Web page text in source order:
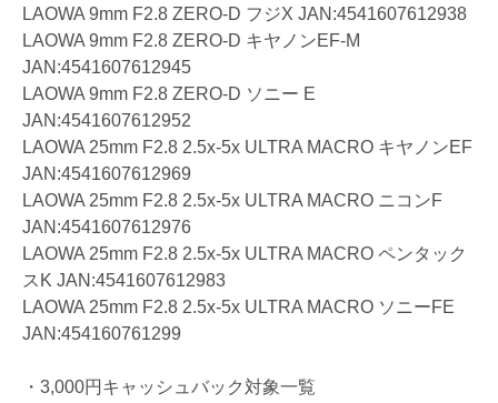
LAOWA 9mm F2.8 ZERO-D フジX JAN:4541607612938
LAOWA 9mm F2.8 ZERO-D キヤノンEF-M
JAN:4541607612945
LAOWA 9mm F2.8 ZERO-D ソニー E
JAN:4541607612952
LAOWA 25mm F2.8 2.5x-5x ULTRA MACRO キヤノンEF
JAN:4541607612969
LAOWA 25mm F2.8 2.5x-5x ULTRA MACRO ニコンF
JAN:4541607612976
LAOWA 25mm F2.8 2.5x-5x ULTRA MACRO ペンタック
スK JAN:4541607612983
LAOWA 25mm F2.8 2.5x-5x ULTRA MACRO ソニーFE
JAN:454160761299
・3,000円キャッシュバック対象一覧